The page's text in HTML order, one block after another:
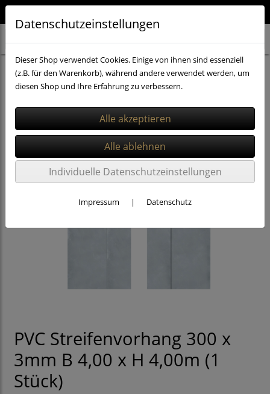
PVC Vorhänge 3x300mm
PVC Streifenvorhang 300 x
3mm B 4,00 x H 4,00m (1
Stück)
Datenschutzeinstellungen
Dieser Shop verwendet Cookies. Einige von ihnen sind essenziell
(z.B. für den Warenkorb), während andere verwendet werden, um
diesen Shop und Ihre Erfahrung zu verbessern.
Individuelle Datenschutzeinstellungen
Impressum | Datenschutz